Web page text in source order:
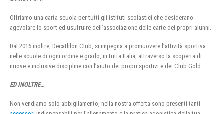
Offriamo una carta scuola per tutti gli istituti scolastici che desiderano
agevolare lo sport ed usufruire dell’associazione delle carte dei propri alunni.
Dal 2016 inoltre, Decathlon Club, si impegna a promuovere l’attività sportiva
nelle scuole di ogni ordine e grado, in tutta Italia, attraverso la scoperta di
nuove e inclusive discipline con l’aiuto dei propri sportivi e dei Club Gold.
ED INOLTRE…
Non vendiamo solo abbigliamento, nella nostra offerta sono presenti tanti